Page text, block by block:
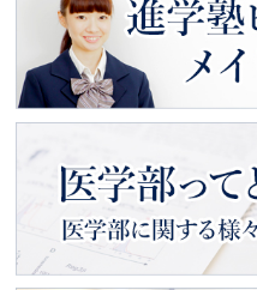
進学塾ビッグバン
メイトの会